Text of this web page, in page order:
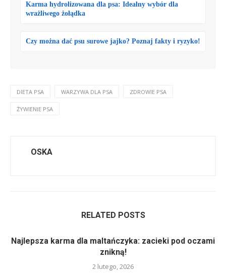
Karma hydrolizowana dla psa: Idealny wybór dla
wrażliwego żołądka
Czy można dać psu surowe jajko? Poznaj fakty i ryzyko!
DIETA PSA WARZYWA DLA PSA ZDROWIE PSA
ŻYWIENIE PSA
OSKA
RELATED POSTS
Najlepsza karma dla maltańczyka: zacieki pod oczami
znikną!
2 lutego, 2026